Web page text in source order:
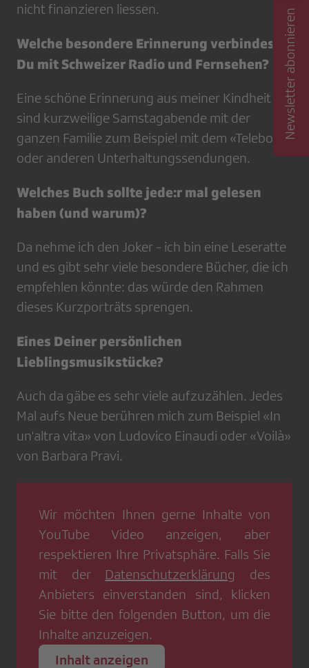
nicht finanzieren liessen.
Welche besondere Erinnerung verbindest
Du mit Schweizer Radio und Fernsehen?
Eine schöne Erinnerung aus meiner Kindheit
sind kurzweilige Samstagabende mit der
ganzen Familie zum Beispiel mit dem «Teleboy»
oder anderen Unterhaltungssendungen.
Welches Buch sollte jede:r mal gelesen
haben (und warum)?
Da nehme ich den Joker - ich bin eine Leseratte
und es gibt sehr viele besondere Bücher, die ich
empfehlen könnte: das würde den Rahmen
dieses Kurzporträts sprengen.
Eines Deiner persönlichen
Lieblingsmusikstücke?
Auch da gäbe es sehr viele aufzuzählen. Jedes
Mal aufs Neue berühren mich zum Beispiel «In
un'altra vita» von Ludovico Einaudi oder «Voilà»
von Barbara Pravi.
Wir möchten Ihnen gerne Inhalte von
YouTube Video anzeigen, aber
respektieren Ihre Privatsphäre. Falls Sie
mit der Datenschutzerklärung
des
Anbieters einverstanden sind, klicken
Sie bitte den folgenden Button, um die
Inhalte anzuzeigen.
Inhalt anzeigen
Newsletter abonnieren